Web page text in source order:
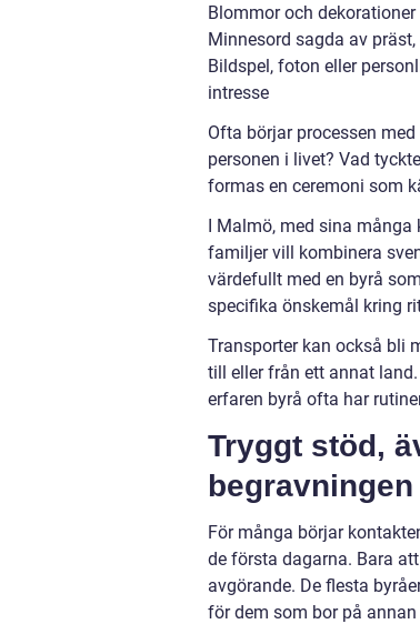
Blommor och
Minnesord sagda av
Bildspel, foton eller
intresse
Ofta börjar processen
personen i livet? Vad
formas en ceremoni som
I Malmö, med sina
familjer vill kombinera
värdefullt med en byrå
specifika önskemål kring
Transporter kan också bli
till eller från ett annat
erfaren byrå ofta har
Tryggt stöd,
begravningen
För många börjar
de första dagarna. Bara
avgörande. De flesta
för dem som bor på annan